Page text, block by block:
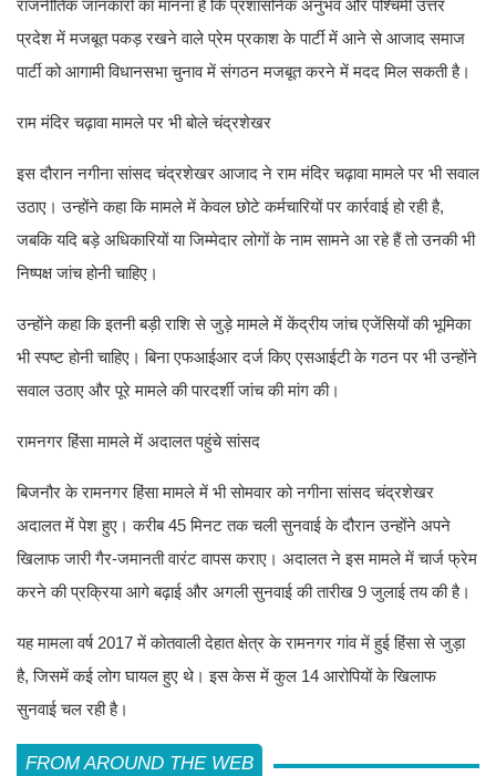
राजनीतिक जानकारों का मानना है कि प्रशासनिक अनुभव और पश्चिमी उत्तर
प्रदेश में मजबूत पकड़ रखने वाले प्रेम प्रकाश के पार्टी में आने से आजाद समाज
पार्टी को आगामी विधानसभा चुनाव में संगठन मजबूत करने में मदद मिल सकती है।
राम मंदिर चढ़ावा मामले पर भी बोले चंद्रशेखर
इस दौरान नगीना सांसद चंद्रशेखर आजाद ने राम मंदिर चढ़ावा मामले पर भी सवाल
उठाए। उन्होंने कहा कि मामले में केवल छोटे कर्मचारियों पर कार्रवाई हो रही है,
जबकि यदि बड़े अधिकारियों या जिम्मेदार लोगों के नाम सामने आ रहे हैं तो उनकी भी
निष्पक्ष जांच होनी चाहिए।
उन्होंने कहा कि इतनी बड़ी राशि से जुड़े मामले में केंद्रीय जांच एजेंसियों की भूमिका
भी स्पष्ट होनी चाहिए। बिना एफआईआर दर्ज किए एसआईटी के गठन पर भी उन्होंने
सवाल उठाए और पूरे मामले की पारदर्शी जांच की मांग की।
रामनगर हिंसा मामले में अदालत पहुंचे सांसद
बिजनौर के रामनगर हिंसा मामले में भी सोमवार को नगीना सांसद चंद्रशेखर
अदालत में पेश हुए। करीब 45 मिनट तक चली सुनवाई के दौरान उन्होंने अपने
खिलाफ जारी गैर-जमानती वारंट वापस कराए। अदालत ने इस मामले में चार्ज फ्रेम
करने की प्रक्रिया आगे बढ़ाई और अगली सुनवाई की तारीख 9 जुलाई तय की है।
यह मामला वर्ष 2017 में कोतवाली देहात क्षेत्र के रामनगर गांव में हुई हिंसा से जुड़ा
है, जिसमें कई लोग घायल हुए थे। इस केस में कुल 14 आरोपियों के खिलाफ
सुनवाई चल रही है।
FROM AROUND THE WEB